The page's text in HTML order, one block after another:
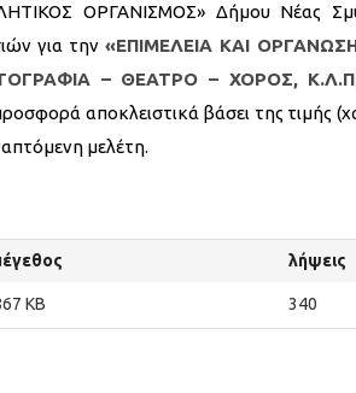
ΟΡΓΑΝΙΣΜΟΣ» Δήμου Νέας
για την «ΕΠΙΜΕΛΕΙΑ ΚΑΙ
– ΘΕΑΤΡΟ – ΧΟΡΟΣ,
αποκλειστικά βάσει της τιμής
μελέτη.
λήψεις
KB 340